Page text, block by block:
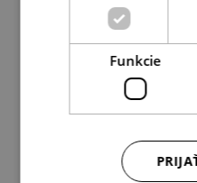
si ju kupujúci písomne
katalógovej stránke
v týchto obchodných
na príslušnej podstránke
y) o tom, že jazykom
slovenský jazyk
Funkcie